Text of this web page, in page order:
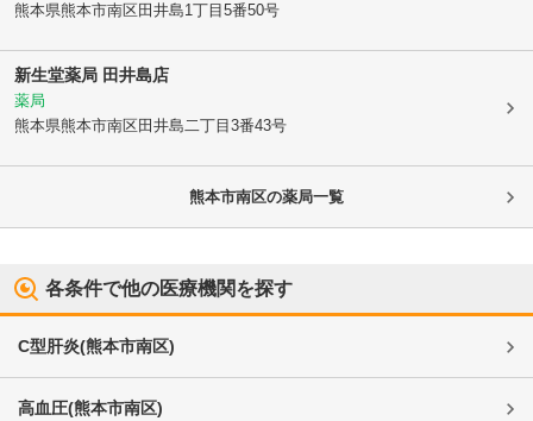
熊本県熊本市南区 田井島1丁目5番50号
新生堂薬局 田井島店
薬局
熊本県熊本市南区 田井島二丁目3番43号
熊本市南区の薬局一覧
各条件で他の医療機関を探す
C型肝炎(熊本市南区)
高血圧(熊本市南区)